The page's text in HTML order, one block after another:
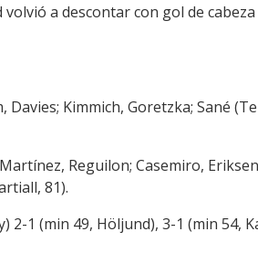
a descontar con gol de
Davies; Kimmich, Goretzka; Sané
Reguilon; Casemiro,
81).
2-1 (min 49, Höljund), 3-1 (min 54,